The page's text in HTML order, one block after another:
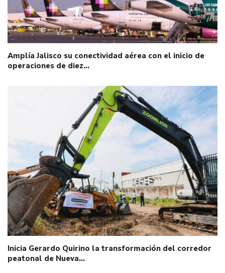
Amplía Jalisco su conectividad aérea con el inicio de
operaciones de diez…
Inicia Gerardo Quirino la transformación del corredor
peatonal de Nueva…